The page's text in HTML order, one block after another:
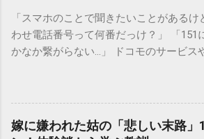
す）」と「膠（にかわ）」、そして水で
微細かつ独特の粘性を持っているため、
の観点から以下の問題が発生します。 1.
施設であっても、これらの微粒子を完
とは容易ではありません。大量に流し続
到達し、水質の濁りや生態系へ悪影響を
「スマホのことで聞きたいことがある
わせ電話番号って何番だっけ？」 「151
かなか繋がらない…」 ドコモのサービス
ンフォメーションセンター」の専用電
ね。 でも、「 ドコモ151は何時まで 営
151は何時から 受付可能なの？」と営業
かなか電話ができない方もいるかもしれ
嫁に嫌われた姑の「悲しい末路」